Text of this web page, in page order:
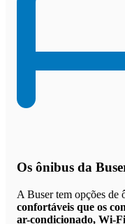
Os ônibus da
A Buser tem opções de
confortáveis que os
ar-condicionado, Wi-